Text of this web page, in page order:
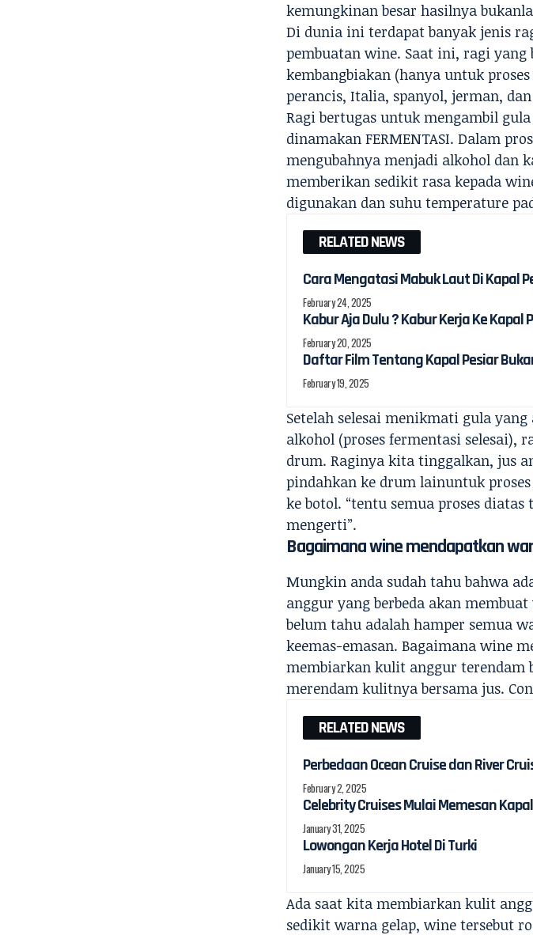
kemungkinan besar hasilnya
Di dunia ini terdapat banyak jenis
pembuatan wine. Saat ini, ragi
kembangbiakan (hanya untuk
perancis, Italia, spanyol, jerman,
Ragi bertugas untuk mengambil
dinamakan FERMENTASI. Dalam
mengubahnya menjadi alkohol dan
memberikan sedikit rasa kepada
digunakan dan suhu temperature
RELATED NEWS
Cara Mengatasi Mabuk Laut Di Kapal
February 24, 2025
Kabur Aja Dulu ? Kabur Kerja Ke Kapal
February 20, 2025
Daftar Film Tentang Kapal Pesiar Bukan
February 19, 2025
Setelah selesai menikmati gula
alkohol (proses fermentasi selesai),
drum. Raginya kita tinggalkan, jus
pindahkan ke drum lainuntuk
ke botol. “tentu semua proses
mengerti”.
Bagaimana wine mendapatkan
Mungkin anda sudah tahu bahwa
anggur yang berbeda akan
belum tahu adalah hamper semua
keemas-emasan. Bagaimana wine
membiarkan kulit anggur terendam
merendam kulitnya bersama jus.
RELATED NEWS
Perbedaan Ocean Cruise dan River
February 2, 2025
Celebrity Cruises Mulai Memesan
January 31, 2025
Lowongan Kerja Hotel Di Turki
January 15, 2025
Ada saat kita membiarkan kulit
sedikit warna gelap, wine tersebut